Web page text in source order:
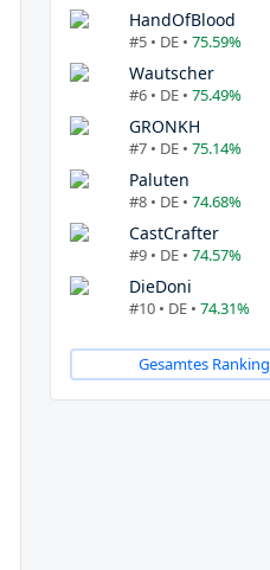
HandOfBlood
#5 • DE • 75.59%
Wautscher
#6 • DE • 75.49%
GRONKH
#7 • DE • 75.14%
Paluten
#8 • DE • 74.68%
CastCrafter
#9 • DE • 74.57%
DieDoni
#10 • DE • 74.31%
Gesamtes Ranking